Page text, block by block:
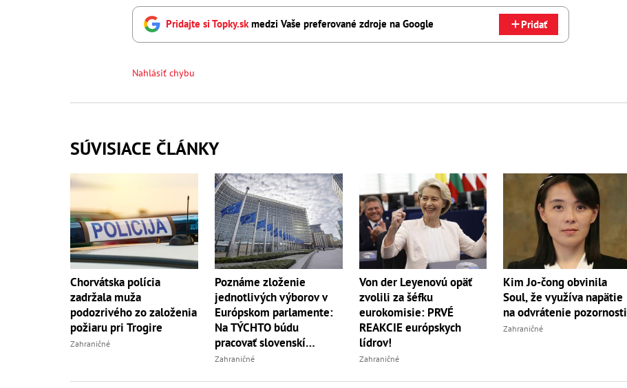
Pridajte si Topky.skmedzi Vaše preferované zdroje na Google Pridať
Nahlásiť chybu
SÚVISIACE ČLÁNKY
Chorvátska polícia
zadržala muža
podozrivého zo založenia
požiaru pri Trogire
Zahraničné
Poznáme zloženie
jednotlivých výborov v
Európskom parlamente:
Na TÝCHTO búdu
pracovať slovenskí
europoslanci
Zahraničné
Von der Leyenovú opäť
zvolili za šéfku
eurokomisie: PRVÉ
REAKCIE európskych
lídrov!
Zahraničné
Kim Jo-čong obvinila
Soul, že využíva napätie
na odvrátenie pozornosti
Zahraničné